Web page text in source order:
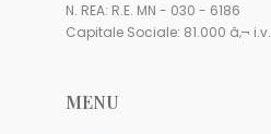
N. REA: R.E. MN - 030 - 6186
Capitale Sociale: 81.000 â‚¬ i.v.
MENU